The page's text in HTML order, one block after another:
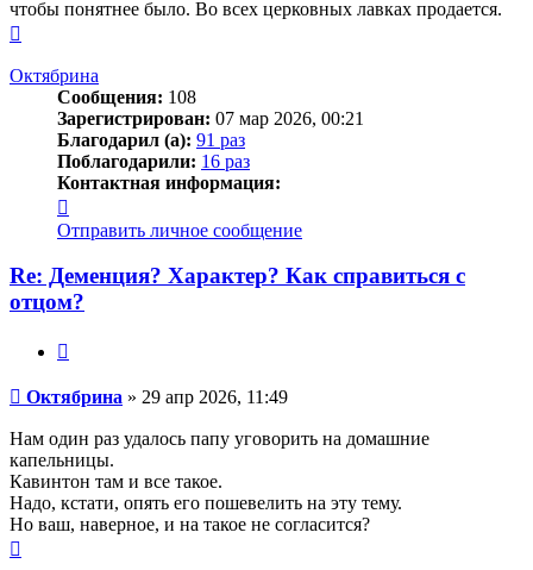
чтобы понятнее было. Во всех церковных лавках продается.
началу
Октябрина
Сообщения: 108
Зарегистрирован: 07 мар 2026, 00:21
Благодарил (а): 91 раз
Поблагодарили: 16 раз
Контактная информация:
информация
пользователя
Октябрина
Отправить личное сообщение
Re: Деменция? Характер? Как справиться с
отцом?
Сообщение
Октябрина » 29 апр 2026, 11:49
Нам один раз удалось папу уговорить на домашние
капельницы.
Кавинтон там и все такое.
Надо, кстати, опять его пошевелить на эту тему.
Но ваш, наверное, и на такое не согласится?